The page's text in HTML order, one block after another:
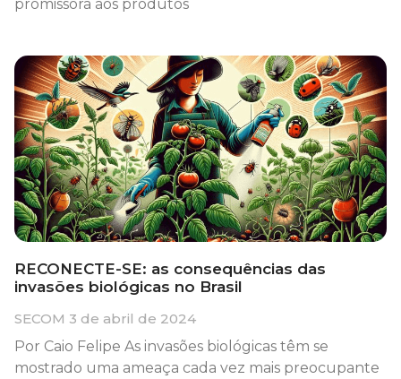
promissora aos produtos
RECONECTE-SE: as consequências das
invasões biológicas no Brasil
SECOM 3 de abril de 2024
Por Caio Felipe As invasões biológicas têm se
mostrado uma ameaça cada vez mais preocupante